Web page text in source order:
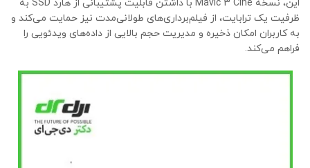
این، نسخه Mavic 3 Cine با داشتن قابلیت پشتیبانی از هارد SSD به
ظرفیت یک ترابایت، از فیلم‌برداری‌های طولانی‌مدت نیز حمایت می‌کند و
به کاربران امکان ذخیره و مدیریت حجم بالایی از داده‌های ویدئویی را
فراهم می‌کند.